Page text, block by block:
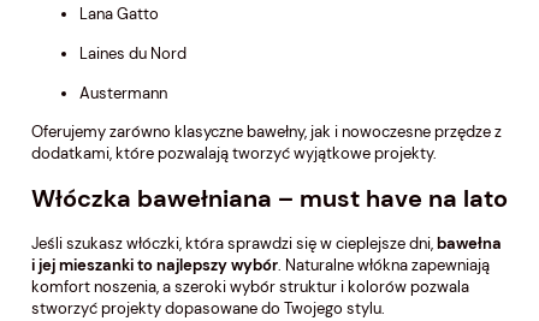
Lana Gatto
Laines du Nord
Austermann
Oferujemy zarówno klasyczne bawełny, jak i nowoczesne przędze z
dodatkami, które pozwalają tworzyć wyjątkowe projekty.
Włóczka bawełniana – must have na lato
Jeśli szukasz włóczki, która sprawdzi się w cieplejsze dni,bawełna
i jej mieszanki to najlepszy wybór. Naturalne włókna zapewniają
komfort noszenia, a szeroki wybór struktur i kolorów pozwala
stworzyć projekty dopasowane do Twojego stylu.